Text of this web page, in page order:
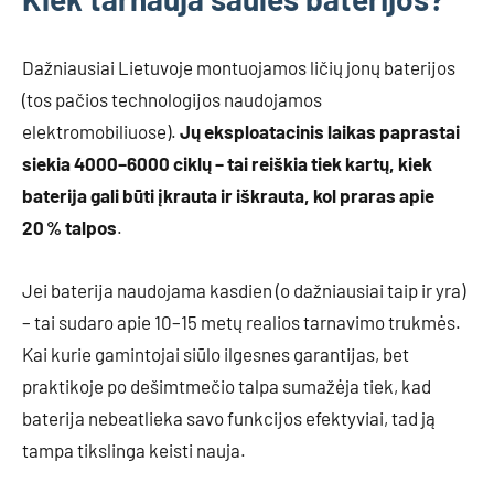
Dažniausiai Lietuvoje montuojamos ličių jonų baterijos
(tos pačios technologijos naudojamos
elektromobiliuose). Jų eksploatacinis laikas paprastai
siekia 4000–6000 ciklų – tai reiškia tiek kartų, kiek
baterija gali būti įkrauta ir iškrauta, kol praras apie
20 % talpos.
Jei baterija naudojama kasdien (o dažniausiai taip ir yra)
– tai sudaro apie 10–15 metų realios tarnavimo trukmės.
Kai kurie gamintojai siūlo ilgesnes garantijas, bet
praktikoje po dešimtmečio talpa sumažėja tiek, kad
baterija nebeatlieka savo funkcijos efektyviai, tad ją
tampa tikslinga keisti nauja.